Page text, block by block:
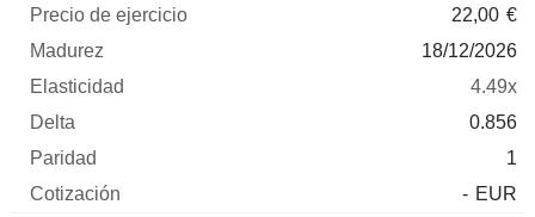
22,00 €
18/12/2026
4.49x
0.856
1
- EUR